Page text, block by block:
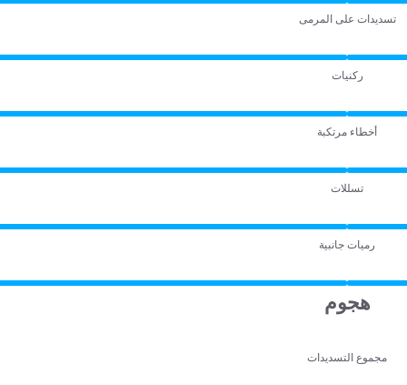
تسديدات على المرمى
ركنيات
أخطاء مرتكبة
تسللات
رميات جانبية
هجوم
مجموع التسديدات